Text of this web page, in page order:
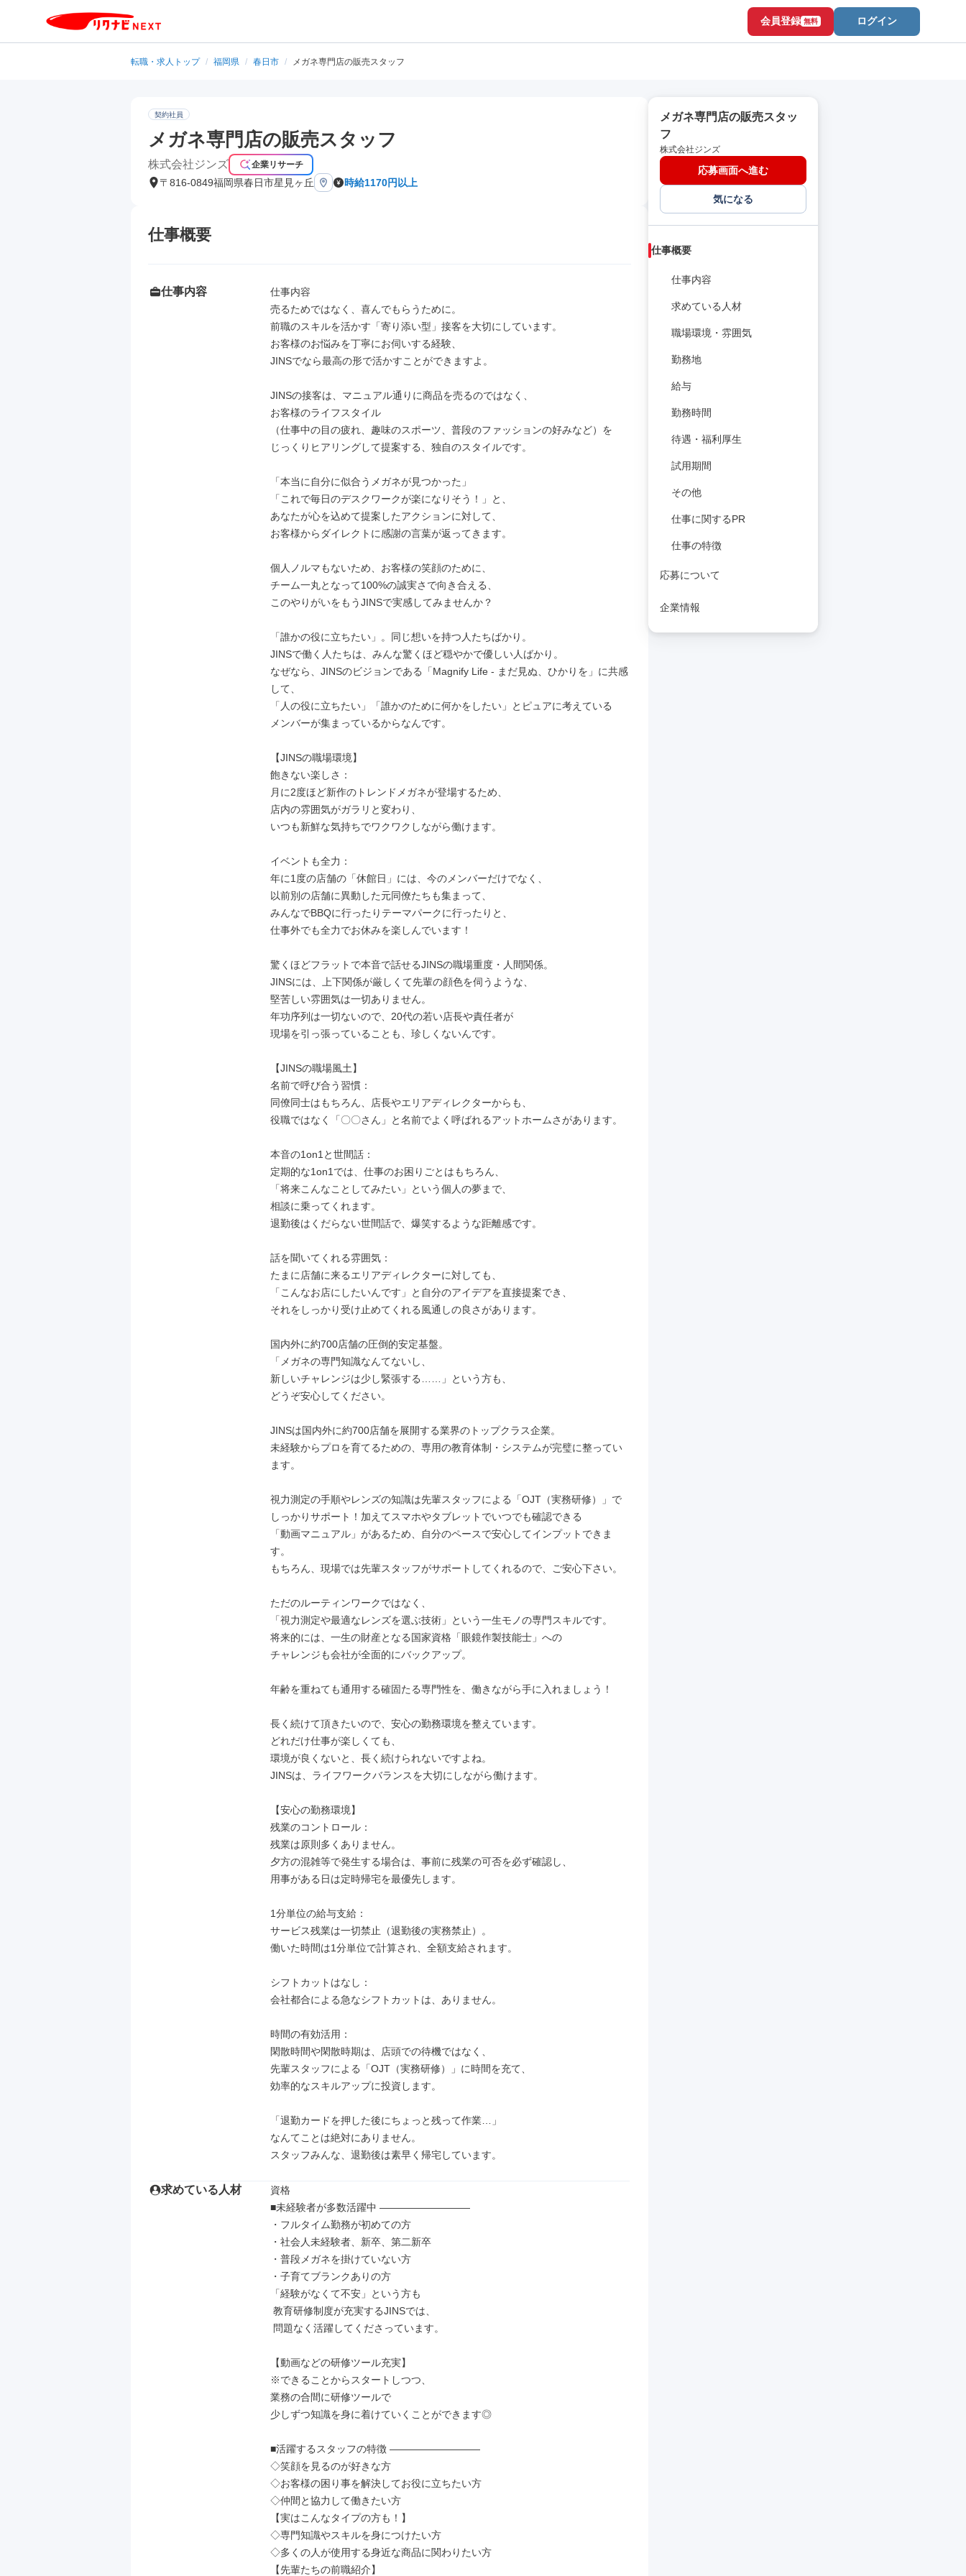
会員登録 無料 ログイン
転職・求人トップ / 福岡県 / 春日市 / メガネ専門店の販売スタッフ
契約社員
メガネ専門店の販売スタッフ
株式会社ジンズ 企業リサーチ
〒816-0849福岡県春日市星見ヶ丘 時給1170円以上
仕事概要
仕事内容
仕事内容
売るためではなく、喜んでもらうために。
前職のスキルを活かす「寄り添い型」接客を大切にしています。
お客様のお悩みを丁寧にお伺いする経験、
JINSでなら最高の形で活かすことができますよ。
JINSの接客は、マニュアル通りに商品を売るのではなく、
お客様のライフスタイル
（仕事中の目の疲れ、趣味のスポーツ、普段のファッションの好みなど）を
じっくりヒアリングして提案する、独自のスタイルです。
「本当に自分に似合うメガネが見つかった」
「これで毎日のデスクワークが楽になりそう！」と、
あなたが心を込めて提案したアクションに対して、
お客様からダイレクトに感謝の言葉が返ってきます。
個人ノルマもないため、お客様の笑顔のために、
チーム一丸となって100%の誠実さで向き合える、
このやりがいをもうJINSで実感してみませんか？
「誰かの役に立ちたい」。同じ想いを持つ人たちばかり。
JINSで働く人たちは、みんな驚くほど穏やかで優しい人ばかり。
なぜなら、JINSのビジョンである「Magnify Life - まだ見ぬ、ひかりを」に共感
して、
「人の役に立ちたい」「誰かのために何かをしたい」とピュアに考えている
メンバーが集まっているからなんです。
【JINSの職場環境】
飽きない楽しさ：
月に2度ほど新作のトレンドメガネが登場するため、
店内の雰囲気がガラリと変わり、
いつも新鮮な気持ちでワクワクしながら働けます。
イベントも全力：
年に1度の店舗の「休館日」には、今のメンバーだけでなく、
以前別の店舗に異動した元同僚たちも集まって、
みんなでBBQに行ったりテーマパークに行ったりと、
仕事外でも全力でお休みを楽しんでいます！
驚くほどフラットで本音で話せるJINSの職場重度・人間関係。
JINSには、上下関係が厳しくて先輩の顔色を伺うような、
堅苦しい雰囲気は一切ありません。
年功序列は一切ないので、20代の若い店長や責任者が
現場を引っ張っていることも、珍しくないんです。
【JINSの職場風土】
名前で呼び合う習慣：
同僚同士はもちろん、店長やエリアディレクターからも、
役職ではなく「〇〇さん」と名前でよく呼ばれるアットホームさがあります。
本音の1on1と世間話：
定期的な1on1では、仕事のお困りごとはもちろん、
「将来こんなことしてみたい」という個人の夢まで、
相談に乗ってくれます。
退勤後はくだらない世間話で、爆笑するような距離感です。
話を聞いてくれる雰囲気：
たまに店舗に来るエリアディレクターに対しても、
「こんなお店にしたいんです」と自分のアイデアを直接提案でき、
それをしっかり受け止めてくれる風通しの良さがあります。
国内外に約700店舗の圧倒的安定基盤。
「メガネの専門知識なんてないし、
新しいチャレンジは少し緊張する……」という方も、
どうぞ安心してください。
JINSは国内外に約700店舗を展開する業界のトップクラス企業。
未経験からプロを育てるための、専用の教育体制・システムが完璧に整ってい
ます。
視力測定の手順やレンズの知識は先輩スタッフによる「OJT（実務研修）」で
しっかりサポート！加えてスマホやタブレットでいつでも確認できる
「動画マニュアル」があるため、自分のペースで安心してインプットできま
す。
もちろん、現場では先輩スタッフがサポートしてくれるので、ご安心下さい。
ただのルーティンワークではなく、
「視力測定や最適なレンズを選ぶ技術」という一生モノの専門スキルです。
将来的には、一生の財産となる国家資格「眼鏡作製技能士」への
チャレンジも会社が全面的にバックアップ。
年齢を重ねても通用する確固たる専門性を、働きながら手に入れましょう！
長く続けて頂きたいので、安心の勤務環境を整えています。
どれだけ仕事が楽しくても、
環境が良くないと、長く続けられないですよね。
JINSは、ライフワークバランスを大切にしながら働けます。
【安心の勤務環境】
残業のコントロール：
残業は原則多くありません。
夕方の混雑等で発生する場合は、事前に残業の可否を必ず確認し、
用事がある日は定時帰宅を最優先します。
1分単位の給与支給：
サービス残業は一切禁止（退勤後の実務禁止）。
働いた時間は1分単位で計算され、全額支給されます。
シフトカットはなし：
会社都合による急なシフトカットは、ありません。
時間の有効活用：
閑散時間や閑散時期は、店頭での待機ではなく、
先輩スタッフによる「OJT（実務研修）」に時間を充て、
効率的なスキルアップに投資します。
「退勤カードを押した後にちょっと残って作業…」
なんてことは絶対にありません。
スタッフみんな、退勤後は素早く帰宅しています。
求めている人材
資格
■未経験者が多数活躍中 ―――――――――
・フルタイム勤務が初めての方
・社会人未経験者、新卒、第二新卒
・普段メガネを掛けていない方
・子育てブランクありの方
「経験がなくて不安」という方も
【動画などの研修ツール充実】
※できることからスタートしつつ、
業務の合間に研修ツールで
少しずつ知識を身に着けていくことができます◎
■活躍するスタッフの特徴 ―――――――――
◇笑顔を見るのが好きな方
◇お客様の困り事を解決してお役に立ちたい方
◇仲間と協力して働きたい方
【実はこんなタイプの方も！】
◇専門知識やスキルを身につけたい方
◇多くの人が使用する身近な商品に関わりたい方
【先輩たちの前職紹介】
メガネ専門店の販売スタッ
フ
株式会社ジンズ
応募画面へ進む
気になる
仕事概要
仕事内容
求めている人材
職場環境・雰囲気
勤務地
給与
勤務時間
待遇・福利厚生
試用期間
その他
仕事に関するPR
仕事の特徴
応募について
企業情報